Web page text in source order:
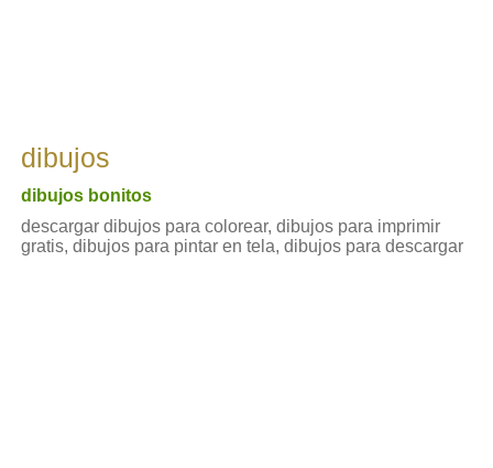
dibujos
dibujos bonitos
descargar dibujos para colorear, dibujos para imprimir
gratis, dibujos para pintar en tela, dibujos para descargar